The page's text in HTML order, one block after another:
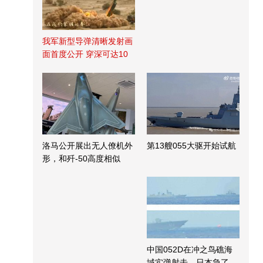
我军新型导弹清晰发射画
面首度公开 穿深可达10
洛马公开展出无人僚机外
形，和歼-50高度相似
第13艘055大驱开始试航
中国052D在冲之鸟礁海